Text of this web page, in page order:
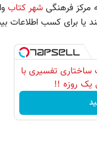
شهر کتاب
برای کسب اطلاعات
ساختاری تفسیری با
یک روزه !!